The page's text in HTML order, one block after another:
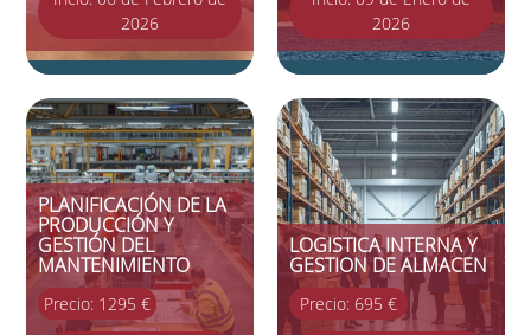
2026
2026
PLANIFICACIÓN DE LA
PRODUCCIÓN Y
GESTIÓN DEL
MANTENIMIENTO
Precio: 1295 €
LOGISTICA INTERNA Y
GESTION DE ALMACEN
Precio: 695 €